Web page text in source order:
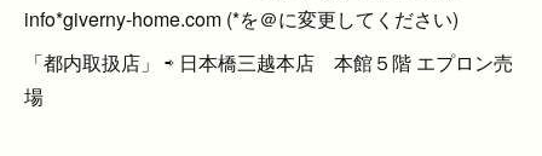
info*giverny-home.com (*を＠に変更してください)
「都内取扱店」 ⇨ 日本橋三越本店 本館５階 エプロン売
場